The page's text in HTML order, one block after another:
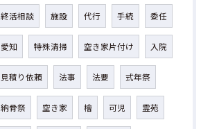
終活相談 施設 代行 手続 委任
愛知 特殊清掃 空き家片付け 入院
見積り依頼 法事 法要 式年祭
納骨祭 空き家 檜 可児 霊苑